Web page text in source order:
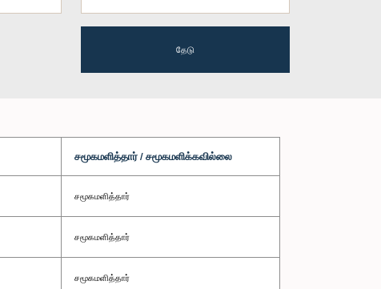
தேடு
சமூகமளித்தார் / சமூகமளிக்கவில்லை
சமூகமளித்தார்
சமூகமளித்தார்
சமூகமளித்தார்